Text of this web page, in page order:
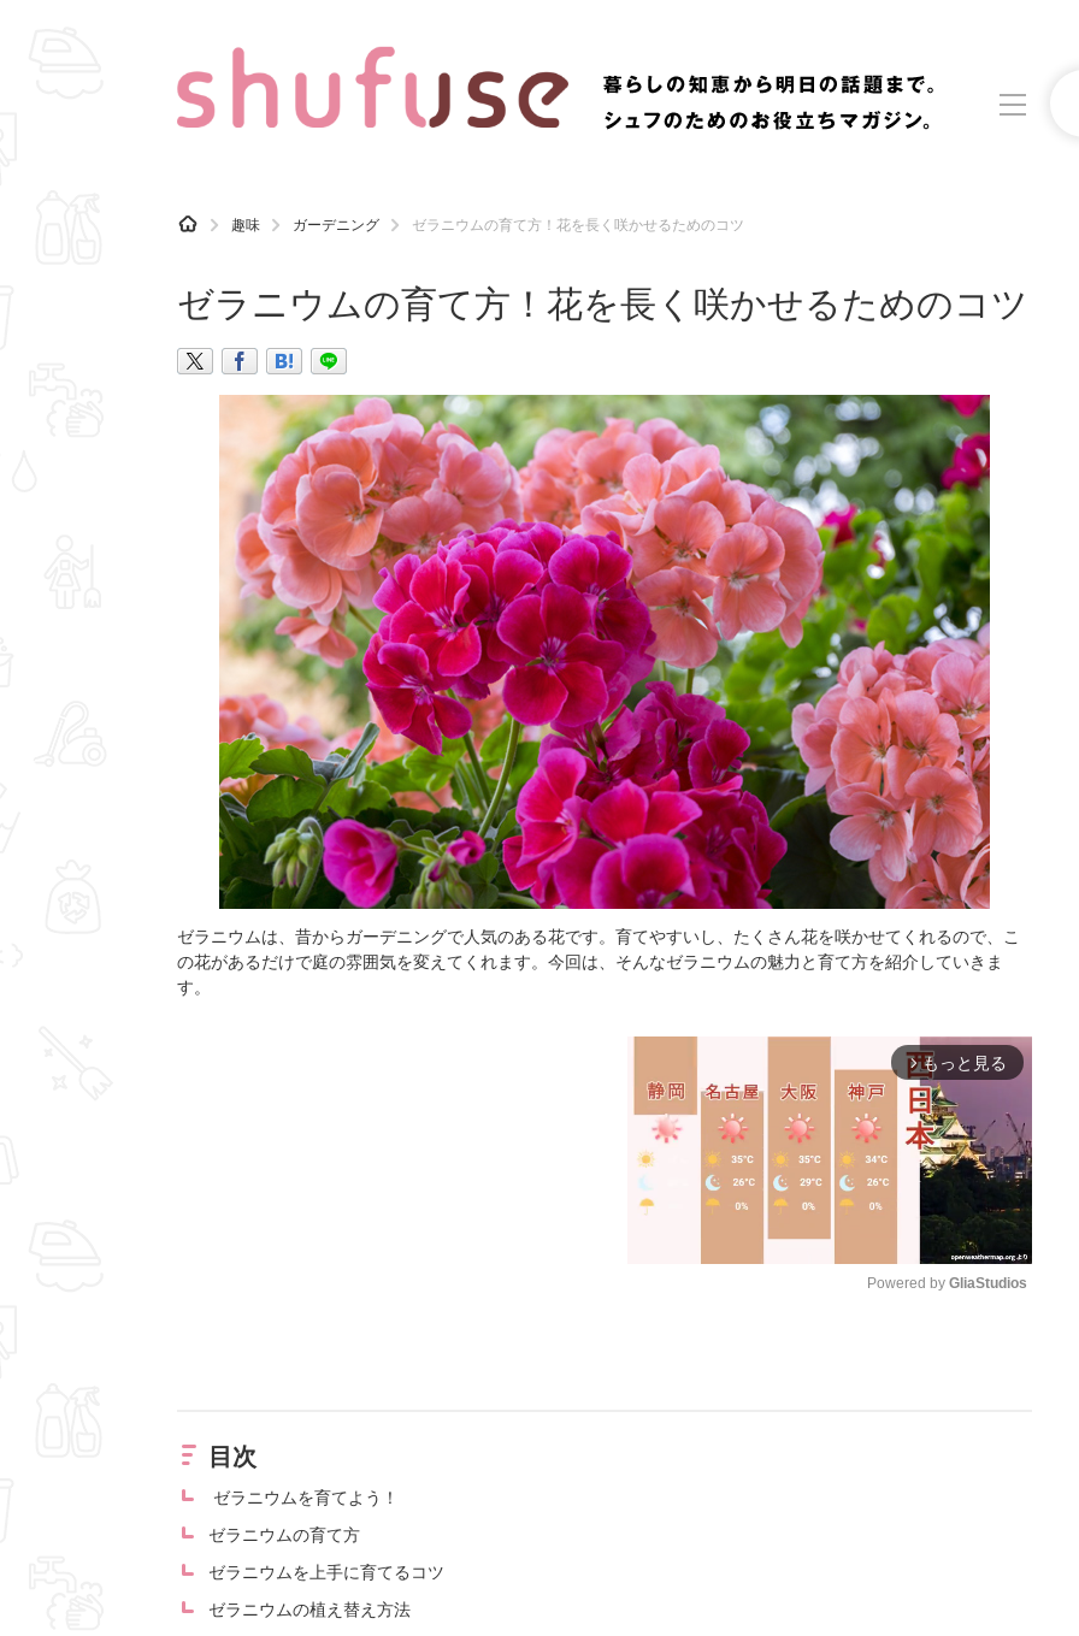
CATEGORY 記事カテゴリ
マナー 趣味 食材辞典 おすすめ
H
O
趣味 ガーデニング ゼラニウムの育て方！花を長く咲かせるためのコツ
ゼラニウムの育て方！花を長く咲かせるためのコツ
ゼラニウムは、昔からガーデニングで人気のある花です。育てやすいし、たくさん花を咲かせてくれるので、こ
の花があるだけで庭の雰囲気を変えてくれます。今回は、そんなゼラニウムの魅力と育て方を紹介していきま
す。
arrow_forward_ios もっと見る
Powered by GliaStudios
目次
ゼラニウムを育てよう！
ゼラニウムの育て方
ゼラニウムを上手に育てるコツ
ゼラニウムの植え替え方法